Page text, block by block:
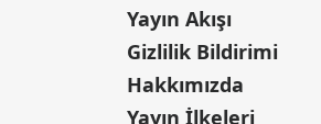
Yayın Akışı
Gizlilik Bildirimi
Hakkımızda
Yayın İlkeleri